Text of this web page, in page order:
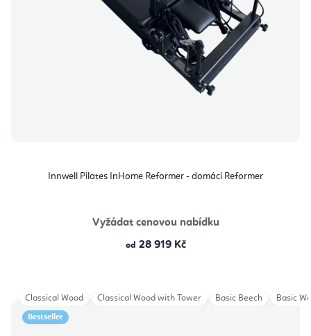
Innwell Pilates InHome Reformer - domácí Reformer
Vyžádat cenovou nabídku
od 28 919 Kč
Bestseller
Classical Wood Classical Wood with Tower Basic Beech Basic